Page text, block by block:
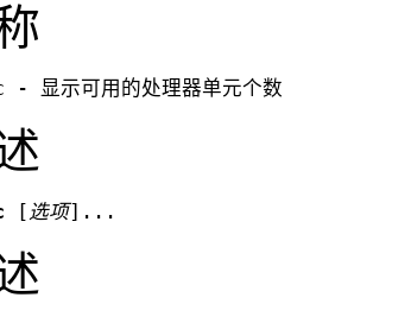
- 显示可用的处理器单元个数
选项]...